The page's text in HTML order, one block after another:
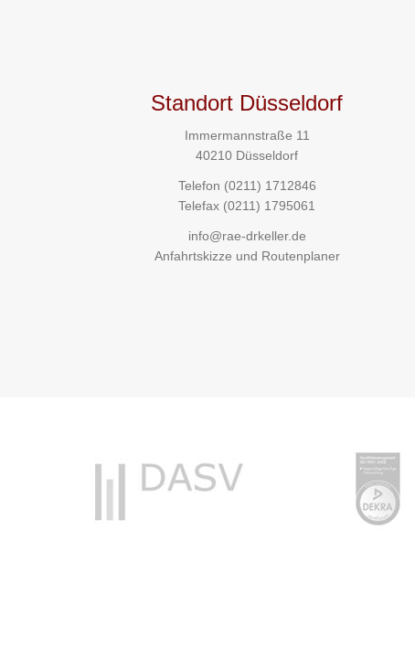
Standort Düsseldorf
Immermannstraße 11
40210 Düsseldorf
Telefon (0211) 1712846
Telefax (0211) 1795061
info@rae-drkeller.de
Anfahrtskizze und Routenplaner